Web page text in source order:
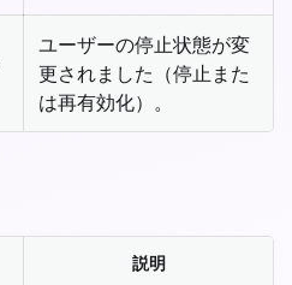
ユーザーの停止状態が変
更されました（停止また
は再有効化）。
説明